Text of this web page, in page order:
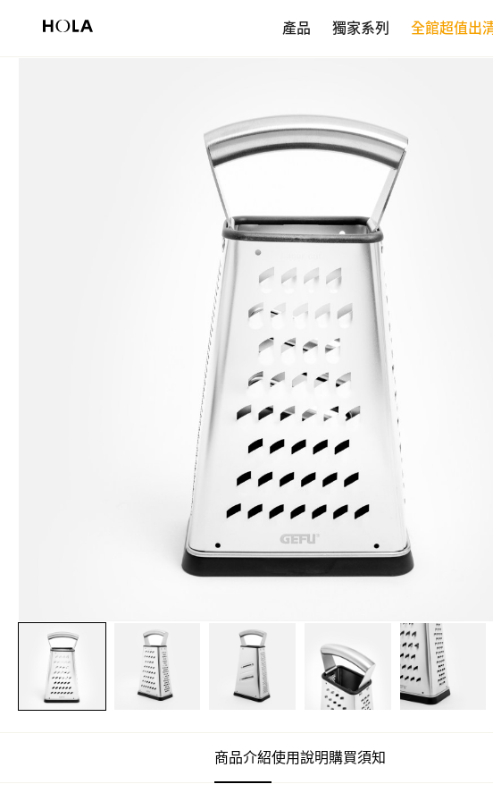
產品 獨家系列 全館超值出
商品介紹使用說明購買須知